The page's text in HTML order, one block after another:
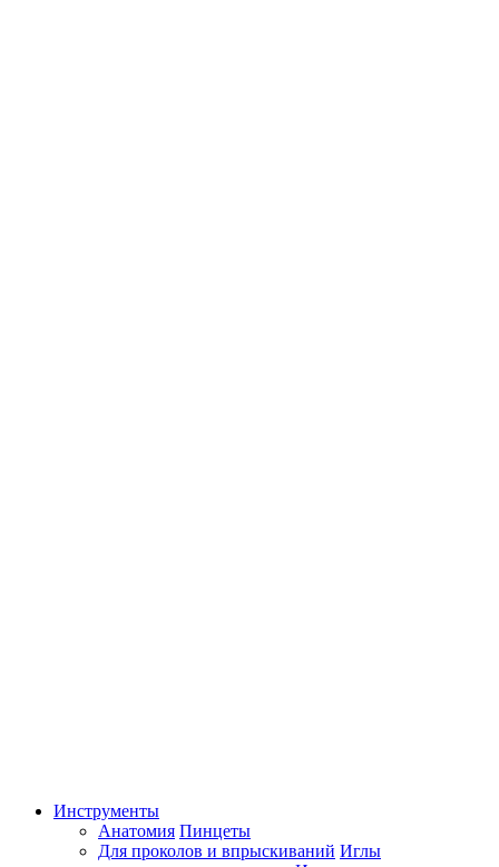
Инструменты
Анатомия Пинцеты
Для проколов и впрыскиваний Иглы